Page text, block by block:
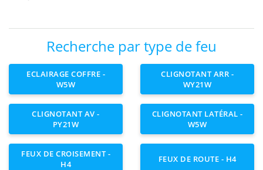
Recherche par type de feu
ECLAIRAGE COFFRE -
W5W
CLIGNOTANT ARR -
WY21W
CLIGNOTANT AV -
PY21W
CLIGNOTANT LATÉRAL -
W5W
FEUX DE CROISEMENT -
H4
FEUX DE ROUTE - H4